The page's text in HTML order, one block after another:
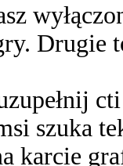
Drugie
szuka
karcie